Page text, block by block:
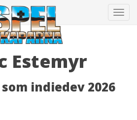
Estemyr
indiedev 2026